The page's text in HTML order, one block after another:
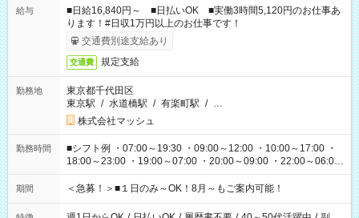
給与
■日給16,840円～ ■日払いOK ■実働3時間5,120円のお仕事あ
ります！#日収1万円以上のお仕事です！
交通費別途支給あり
交通費 規定支給
勤務地
東京都千代田区
東京駅 / 水道橋駅 / 有楽町駅 / …
株式会社マッシュ
勤務時間
■シフト例 ・07:00～19:30 ・09:00～12:00 ・10:00～17:00 ・
18:00～23:00 ・19:00～07:00 ・20:00～09:00 ・22:00～06:00
etc ★最短で3時間で5,120円のお仕事から 15時間で2万円近く稼
げるお仕事も！ ご希望のお時間に合わせてご紹介！ ※シフトは
ください！
期間 ＜急募！＞■１日のみ～OK！8月～もご案内可能！